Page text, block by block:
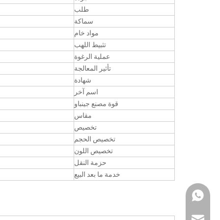
طلب
سماكة
مواد خام
تثبيط اللهب
عملية الرغوة
تأثير المعالجة
شهادة
اسم آخر
قوة مصنع جينباو
مقاس
تخصيص
تخصيص الحجم
تخصيص اللون
حزمة النقل
خدمة ما بعد البيع
واتس اب